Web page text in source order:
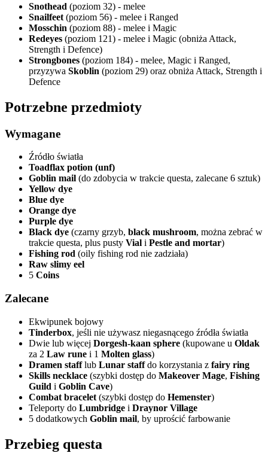
Snothead (poziom 32) - melee
Snailfeet (poziom 56) - melee i Ranged
Mosschin (poziom 88) - melee i Magic
Redeyes (poziom 121) - melee i Magic (obniża Attack,
Strength i Defence)
Strongbones (poziom 184) - melee, Magic i Ranged,
przyzywa Skoblin (poziom 29) oraz obniża Attack, Strength i
Defence
Potrzebne przedmioty
Wymagane
Źródło światła
Toadflax potion (unf)
Goblin mail (do zdobycia w trakcie questa, zalecane 6 sztuk)
Yellow dye
Blue dye
Orange dye
Purple dye
Black dye (czarny grzyb, black mushroom, można zebrać w
trakcie questa, plus pusty Vial i Pestle and mortar)
Fishing rod (oily fishing rod nie zadziała)
Raw slimy eel
5 Coins
Zalecane
Ekwipunek bojowy
Tinderbox, jeśli nie używasz niegasnącego źródła światła
Dwie lub więcej Dorgesh-kaan sphere (kupowane u Oldak
za 2 Law rune i 1 Molten glass)
Dramen stafflub Lunar staffdo korzystania z fairy ring
Skills necklace (szybki dostęp do Makeover Mage, Fishing
Guild i Goblin Cave)
Combat bracelet (szybki dostęp do Hemenster)
Teleporty do Lumbridge i Draynor Village
5 dodatkowych Goblin mail, by uprościć farbowanie
Przebieg questa